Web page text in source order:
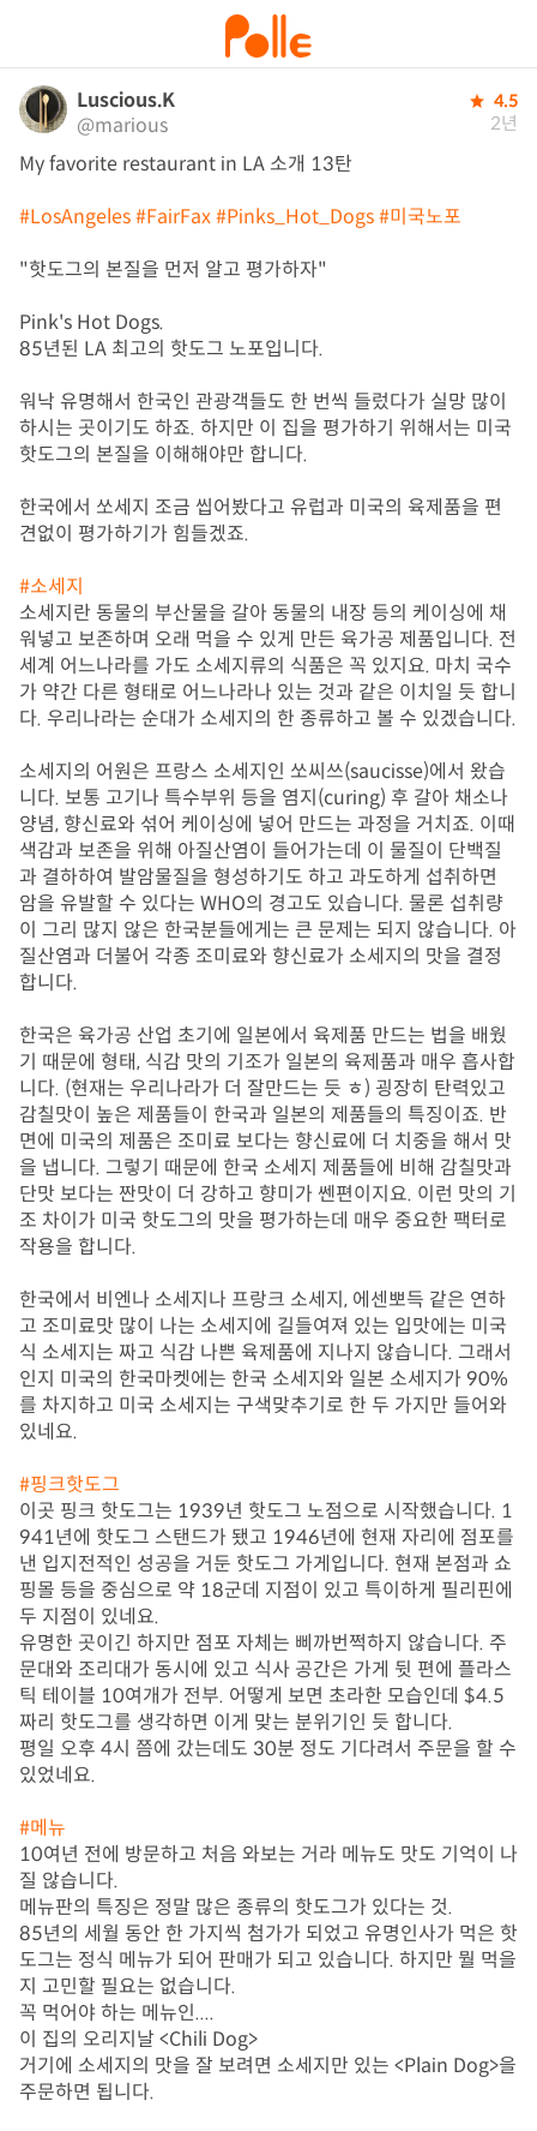
Luscious.K
@marious
4.5
2년
My favorite restaurant in LA 소개 13탄
#LosAngeles#FairFax#Pinks_Hot_Dogs#미국노포
"핫도그의 본질을 먼저 알고 평가하자"
Pink's Hot Dogs.
85년된 LA 최고의 핫도그 노포입니다.
워낙 유명해서 한국인 관광객들도 한 번씩 들렀다가 실망 많이
하시는 곳이기도 하죠. 하지만 이 집을 평가하기 위해서는 미국
핫도그의 본질을 이해해야만 합니다.
한국에서 쏘세지 조금 씹어봤다고 유럽과 미국의 육제품을 편
견없이 평가하기가 힘들겠죠.
#소세지
소세지란 동물의 부산물을 갈아 동물의 내장 등의 케이싱에 채
워넣고 보존하며 오래 먹을 수 있게 만든 육가공 제품입니다. 전
세계 어느나라를 가도 소세지류의 식품은 꼭 있지요. 마치 국수
가 약간 다른 형태로 어느나라나 있는 것과 같은 이치일 듯 합니
다. 우리나라는 순대가 소세지의 한 종류하고 볼 수 있겠습니다.
소세지의 어원은 프랑스 소세지인 쏘씨쓰(saucisse)에서 왔습
니다. 보통 고기나 특수부위 등을 염지(curing) 후 갈아 채소나
양념, 향신료와 섞어 케이싱에 넣어 만드는 과정을 거치죠. 이때
색감과 보존을 위해 아질산염이 들어가는데 이 물질이 단백질
과 결하하여 발암물질을 형성하기도 하고 과도하게 섭취하면
암을 유발할 수 있다는 WHO의 경고도 있습니다. 물론 섭취량
이 그리 많지 않은 한국분들에게는 큰 문제는 되지 않습니다. 아
질산염과 더불어 각종 조미료와 향신료가 소세지의 맛을 결정
합니다.
한국은 육가공 산업 초기에 일본에서 육제품 만드는 법을 배웠
기 때문에 형태, 식감 맛의 기조가 일본의 육제품과 매우 흡사합
니다. (현재는 우리나라가 더 잘만드는 듯 ㅎ) 굉장히 탄력있고
감칠맛이 높은 제품들이 한국과 일본의 제품들의 특징이죠. 반
면에 미국의 제품은 조미료 보다는 향신료에 더 치중을 해서 맛
을 냅니다. 그렇기 때문에 한국 소세지 제품들에 비해 감칠맛과
단맛 보다는 짠맛이 더 강하고 향미가 쎈편이지요. 이런 맛의 기
조 차이가 미국 핫도그의 맛을 평가하는데 매우 중요한 팩터로
작용을 합니다.
한국에서 비엔나 소세지나 프랑크 소세지, 에센뽀득 같은 연하
고 조미료맛 많이 나는 소세지에 길들여져 있는 입맛에는 미국
식 소세지는 짜고 식감 나쁜 육제품에 지나지 않습니다. 그래서
인지 미국의 한국마켓에는 한국 소세지와 일본 소세지가 90%
를 차지하고 미국 소세지는 구색맞추기로 한 두 가지만 들어와
있네요.
#핑크핫도그
이곳 핑크 핫도그는 1939년 핫도그 노점으로 시작했습니다. 1
941년에 핫도그 스탠드가 됐고 1946년에 현재 자리에 점포를
낸 입지전적인 성공을 거둔 핫도그 가게입니다. 현재 본점과 쇼
핑몰 등을 중심으로 약 18군데 지점이 있고 특이하게 필리핀에
두 지점이 있네요.
유명한 곳이긴 하지만 점포 자체는 삐까번쩍하지 않습니다. 주
문대와 조리대가 동시에 있고 식사 공간은 가게 뒷 편에 플라스
틱 테이블 10여개가 전부. 어떻게 보면 초라한 모습인데 $4.5
짜리 핫도그를 생각하면 이게 맞는 분위기인 듯 합니다.
평일 오후 4시 쯤에 갔는데도 30분 정도 기다려서 주문을 할 수
있었네요.
#메뉴
10여년 전에 방문하고 처음 와보는 거라 메뉴도 맛도 기억이 나
질 않습니다.
메뉴판의 특징은 정말 많은 종류의 핫도그가 있다는 것.
85년의 세월 동안 한 가지씩 첨가가 되었고 유명인사가 먹은 핫
도그는 정식 메뉴가 되어 판매가 되고 있습니다. 하지만 뭘 먹을
지 고민할 필요는 없습니다.
꼭 먹어야 하는 메뉴인....
이 집의 오리지날 <Chili Dog>
거기에 소세지의 맛을 잘 보려면 소세지만 있는 <Plain Dog>을
주문하면 됩니다.